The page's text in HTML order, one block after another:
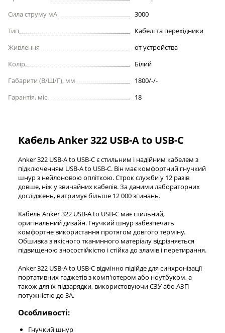
Сила струму мА
3000
Тип
Кабелі та перехідники
Живлення
от устройства
Колір
Білий
Габарити (В/Ш/Г), мм
1800/-/-
Гарантія, міс.
18
Кабель Anker 322 USB-A to USB-C
Anker 322 USB-A to USB-C є стильним і надійним кабелем з
підключенням USB-A to USB-C. Він має комфортний гнучкий
шнур з нейлоновою опліткою. Строк служби у 12 разів
довше, ніж у звичайних кабелів. За даними лабораторних
досліджень, витримує більше 12 000 згинань.
Кабель Anker 322 USB-A to USB-C має стильний,
оригінальний дизайн. Гнучкий шнур забезпечать
комфортне використання протягом довгого терміну.
Обшивка з якісного тканинного матеріалу відрізняється
підвищеною зносостійкістю і стійка до зламів і перетирання.
Anker 322 USB-A to USB-C відмінно підійде для синхронізації
портативних гаджетів з комп'ютером або ноутбуком, а
також для їх підзарядки, використовуючи СЗУ або АЗП
потужністю до 3А.
Особливості:
Гнучкий шнур